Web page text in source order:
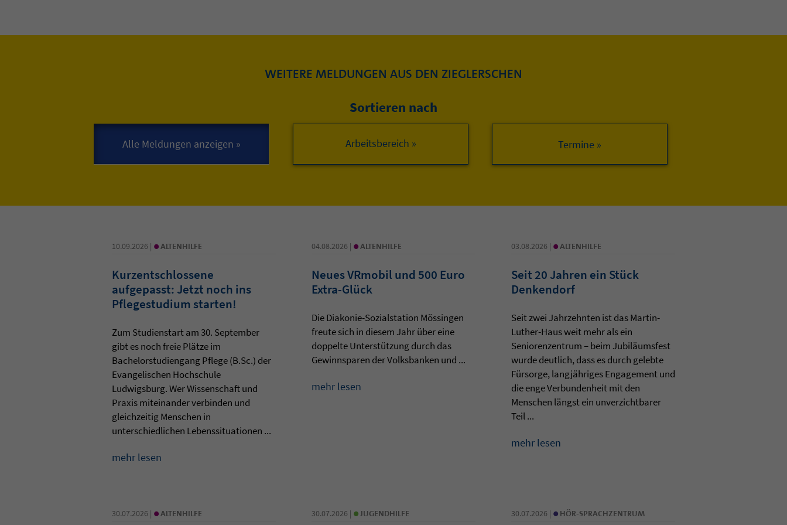
WEITERE MELDUNGEN AUS DEN ZIEGLERSCHEN
Sortieren nach
Arbeitsbereich »
10.09.2026 | • ALTENHILFE
Kurzentschlossene
aufgepasst: Jetzt noch ins
Pflegestudium starten!
Zum Studienstart am 30. September
gibt es noch freie Plätze im
Bachelorstudiengang Pflege (B.Sc.) der
Evangelischen Hochschule
Ludwigsburg. Wer Wissenschaft und
Praxis miteinander verbinden und
gleichzeitig Menschen in
unterschiedlichen Lebenssituationen ...
mehr lesen
04.08.2026 | • ALTENHILFE
Neues VRmobil und 500 Euro
Extra-Glück
Die Diakonie-Sozialstation Mössingen
freute sich in diesem Jahr über eine
doppelte Unterstützung durch das
Gewinnsparen der Volksbanken und ...
mehr lesen
03.08.2026 | • ALTENHILFE
Seit 20 Jahren ein Stück
Denkendorf
Seit zwei Jahrzehnten ist das Martin-
Luther-Haus weit mehr als ein
Seniorenzentrum – beim Jubiläumsfest
wurde deutlich, dass es durch gelebte
Fürsorge, langjähriges Engagement und
die enge Verbundenheit mit den
Menschen längst ein unverzichtbarer
Teil ...
mehr lesen
30.07.2026 | • ALTENHILFE 30.07.2026 | • JUGENDHILFE 30.07.2026 | • HÖR-SPRACHZENTRUM